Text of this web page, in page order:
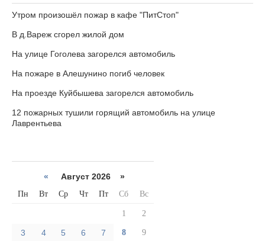
Утром произошёл пожар в кафе "ПитСтоп"
В д.Вареж сгорел жилой дом
На улице Гоголева загорелся автомобиль
На пожаре в Алешунино погиб человек
На проезде Куйбышева загорелся автомобиль
12 пожарных тушили горящий автомобиль на улице
Лаврентьева
« Август 2026 »
Пн Вт Ср Чт Пт Сб Вс
1 2
3 4 5 6 7 8 9